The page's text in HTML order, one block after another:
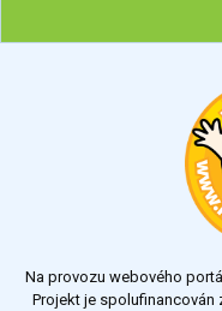
Hubněte s podporou
Chcete poradit s
Výsledky
Na provozu webového
Projekt je spolufinancován